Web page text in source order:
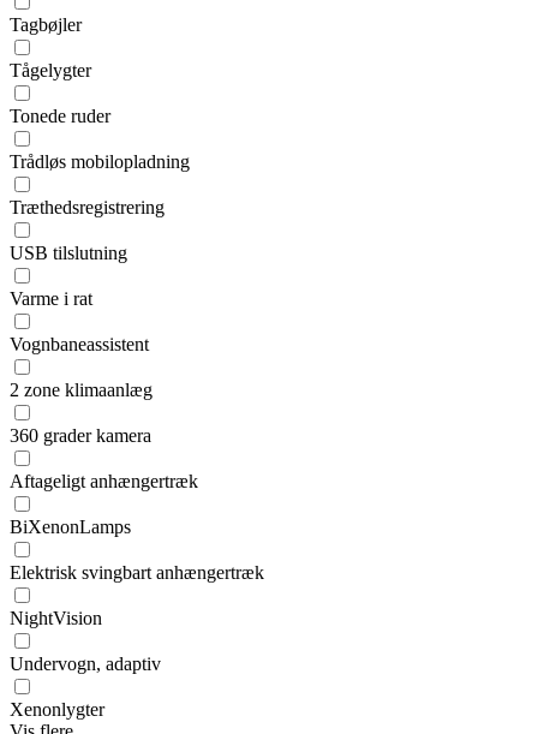
Tagbøjler
Tågelygter
Tonede ruder
Trådløs mobilopladning
Træthedsregistrering
USB tilslutning
Varme i rat
Vognbaneassistent
2 zone klimaanlæg
360 grader kamera
Aftageligt anhængertræk
BiXenonLamps
Elektrisk svingbart anhængertræk
NightVision
Undervogn, adaptiv
Xenonlygter